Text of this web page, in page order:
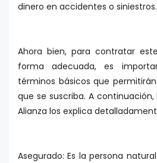
dinero en accidentes o siniestros.
Ahora bien, para contratar
forma adecuada, es
términos básicos que
que se suscriba. A
Alianza los explica
Asegurado: Es la persona